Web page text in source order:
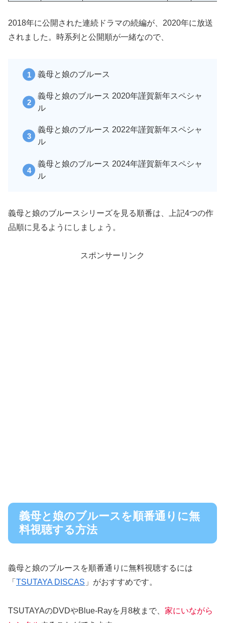
2018年に公開された連続ドラマの続編が、2020年に放送
されました。時系列と公開順が一緒なので、
義母と娘のブルース
義母と娘のブルース 2020年謹賀新年スペシャ
ル
義母と娘のブルース 2022年謹賀新年スペシャ
ル
義母と娘のブルース 2024年謹賀新年スペシャ
ル
義母と娘のブルースシリーズを見る順番は、上記4つの作
品順に見るようにしましょう。
スポンサーリンク
義母と娘のブルースを順番通りに無
料視聴する方法
義母と娘のブルースを順番通りに無料視聴するには
「 TSUTAYA DISCAS 」がおすすめです。
TSUTAYAのDVDやBlue-Rayを月8枚まで、 家にいながら